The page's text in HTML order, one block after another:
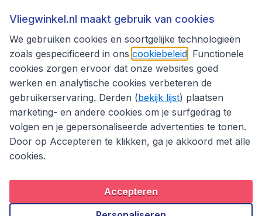
Thema's
Privacybeleid
Copyright © 2026
Vliegwinkel.nl maakt gebruik van cookies
We gebruiken cookies en soortgelijke technologieën
zoals gespecificeerd in ons cookiebeleid . Functionele
cookies zorgen ervoor dat onze websites goed
werken en analytische cookies verbeteren de
gebruikerservaring. Derden (bekijk lijst) plaatsen
marketing- en andere cookies om je surfgedrag te
volgen en je gepersonaliseerde advertenties te tonen.
Door op Accepteren te klikken, ga je akkoord met alle
cookies.
Accepteren